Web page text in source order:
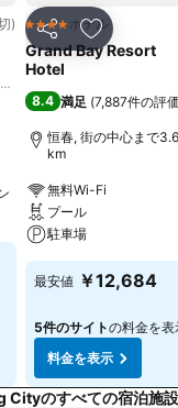
追加
)
せん
シェア お気に入
4 ホテルのランク
ホテル
Grand Bay Resort
Hotel
8.4 満足 (7,887件の評価
恒春, 街の中心まで3.6
km
無料Wi-Fi
プール
駐車場
最安値 ￥12,684
5件のサイトの料金を表
料金を表示
Cityのすべての宿泊施